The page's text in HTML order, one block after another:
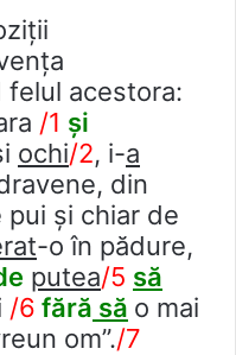
felul acestora:
/1 și
ochi/2, i-a
din
şi chiar de
-o în pădure,
putea/5 să
/6 fără să o mai
om”./7